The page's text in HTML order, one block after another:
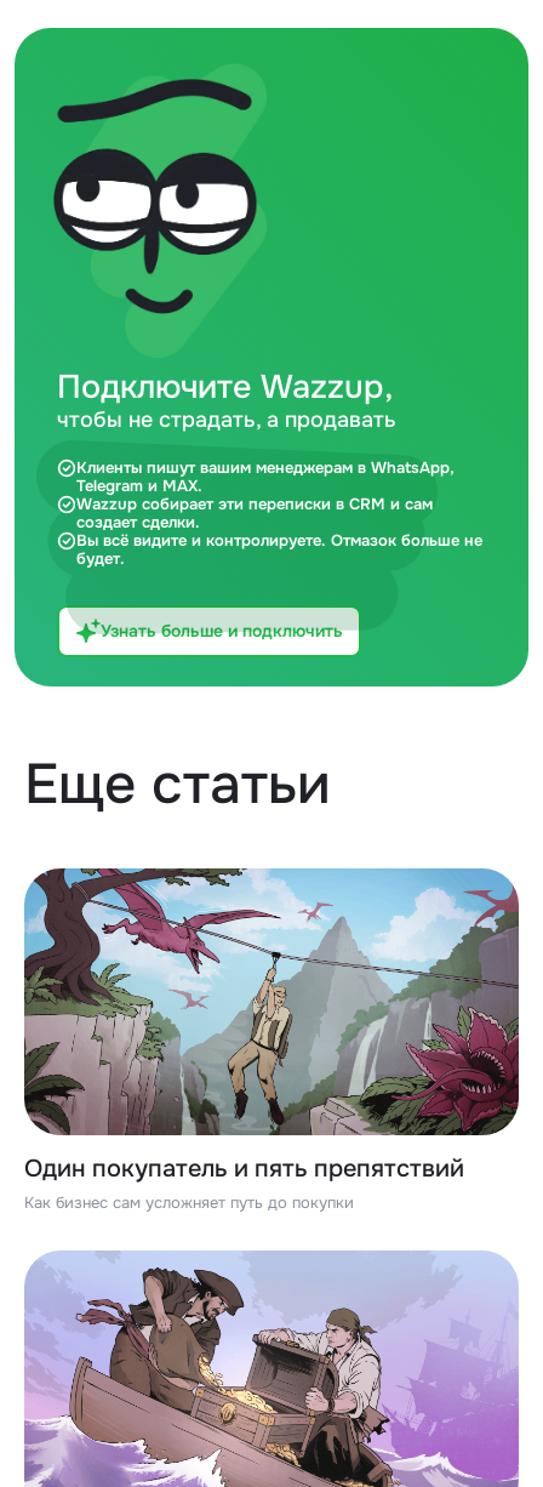
Подключите Wazzup,
чтобы не страдать, а продавать
Клиенты пишут вашим менеджерам в WhatsApp,
Telegram и MAX.
Wazzup собирает эти переписки в CRM и сам
создает сделки.
Вы всё видите и контролируете. Отмазок больше не
будет.
Узнать больше и подключить
Еще статьи
Один покупатель и пять препятствий
Как бизнес сам усложняет путь до покупки